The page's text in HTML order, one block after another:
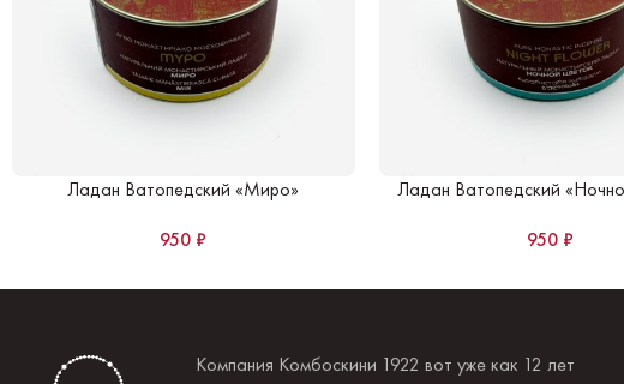
Ладан Ватопедский «Миро»
950 ₽
Ладан Ватопедский
950 ₽
Компания Комбоскини 1922 вот уже как 12 лет